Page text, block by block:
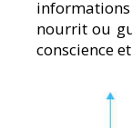
nourrit ou
conscience